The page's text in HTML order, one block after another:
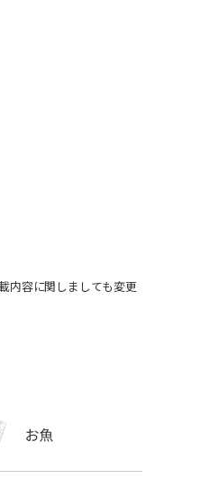
内容に関しましても変更